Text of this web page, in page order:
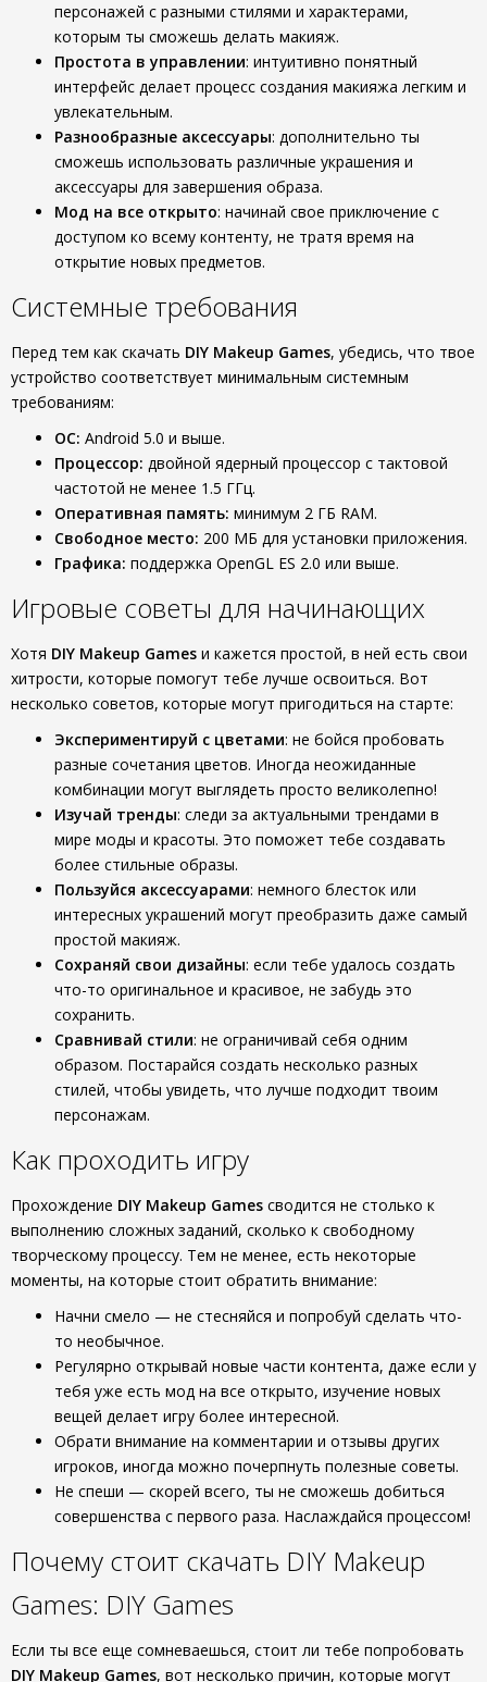
персонажей с разными стилями и характерами,
которым ты сможешь делать макияж.
Простота в управлении: интуитивно понятный
интерфейс делает процесс создания макияжа легким и
увлекательным.
Разнообразные аксессуары: дополнительно ты
сможешь использовать различные украшения и
аксессуары для завершения образа.
Мод на все открыто: начинай свое приключение с
доступом ко всему контенту, не тратя время на
открытие новых предметов.
Системные требования
Перед тем как скачать DIY Makeup Games, убедись, что твое
устройство соответствует минимальным системным
требованиям:
ОС: Android 5.0 и выше.
Процессор: двойной ядерный процессор с тактовой
частотой не менее 1.5 ГГц.
Оперативная память: минимум 2 ГБ RAM.
Свободное место: 200 МБ для установки приложения.
Графика: поддержка OpenGL ES 2.0 или выше.
Игровые советы для начинающих
Хотя DIY Makeup Games и кажется простой, в ней есть свои
хитрости, которые помогут тебе лучше освоиться. Вот
несколько советов, которые могут пригодиться на старте:
Экспериментируй с цветами: не бойся пробовать
разные сочетания цветов. Иногда неожиданные
комбинации могут выглядеть просто великолепно!
Изучай тренды: следи за актуальными трендами в
мире моды и красоты. Это поможет тебе создавать
более стильные образы.
Пользуйся аксессуарами: немного блесток или
интересных украшений могут преобразить даже самый
простой макияж.
Сохраняй свои дизайны: если тебе удалось создать
что-то оригинальное и красивое, не забудь это
сохранить.
Сравнивай стили: не ограничивай себя одним
образом. Постарайся создать несколько разных
стилей, чтобы увидеть, что лучше подходит твоим
персонажам.
Как проходить игру
Прохождение DIY Makeup Games сводится не столько к
выполнению сложных заданий, сколько к свободному
творческому процессу. Тем не менее, есть некоторые
моменты, на которые стоит обратить внимание:
Начни смело — не стесняйся и попробуй сделать что-
то необычное.
Регулярно открывай новые части контента, даже если у
тебя уже есть мод на все открыто, изучение новых
вещей делает игру более интересной.
Обрати внимание на комментарии и отзывы других
игроков, иногда можно почерпнуть полезные советы.
Не спеши — скорей всего, ты не сможешь добиться
совершенства с первого раза. Наслаждайся процессом!
Почему стоит скачать DIY Makeup
Games: DIY Games
Если ты все еще сомневаешься, стоит ли тебе попробовать
DIY Makeup Games, вот несколько причин, которые могут